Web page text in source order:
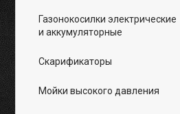
Газонокосилки электрические
и аккумуляторные
Скарификаторы
Мойки высокого давления